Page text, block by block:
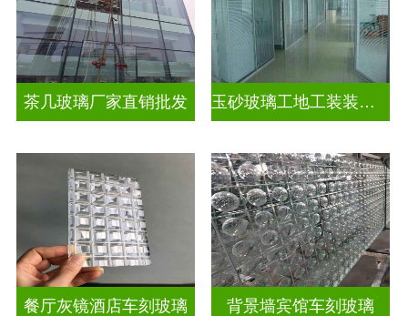
茶几玻璃厂家直销批发 玉砂玻璃工地工装装饰玻璃
餐厅灰镜酒店车刻玻璃 背景墙宾馆车刻玻璃